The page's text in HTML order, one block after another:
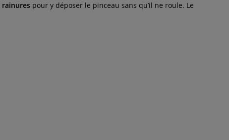
rainures pour y déposer le pinceau sans qu’il ne roule. Le